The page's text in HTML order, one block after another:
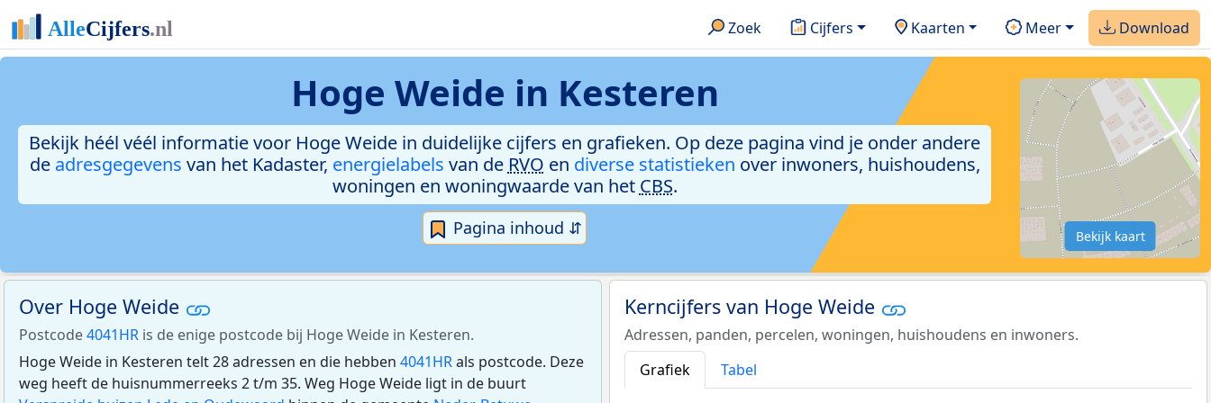
Zoek Cijfers Kaarten Meer Download
Hoge Weide in Kesteren
Bekijk héél véél informatie voor Hoge Weide in duidelijke cijfers en grafieken. Op deze pagina vind je onder andere
de adresgegevens van het Kadaster, energielabels van de RVO en diverse statistieken over inwoners, huishoudens,
woningen en woningwaarde van het CBS.
Pagina inhoud ⇵ Bekijk kaart
Over Hoge Weide
Postcode4041HR is de enige postcode bij Hoge Weide in Kesteren.
Hoge Weide in Kesteren telt 28 adressen en die hebben 4041HRals postcode. Deze
weg heeft de huisnummerreeks 2 t/m 35. Weg Hoge Weide ligt in de buurt
Kerncijfers van Hoge Weide
Adressen, panden, percelen, woningen, huishoudens en inwoners.
Grafiek
Tabel